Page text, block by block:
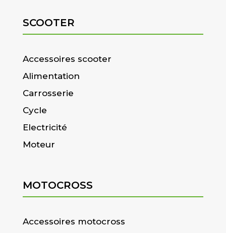
SCOOTER
Accessoires scooter
Alimentation
Carrosserie
Cycle
Electricité
Moteur
MOTOCROSS
Accessoires motocross